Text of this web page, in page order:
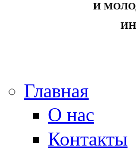
И
Главная
О нас
Контакты